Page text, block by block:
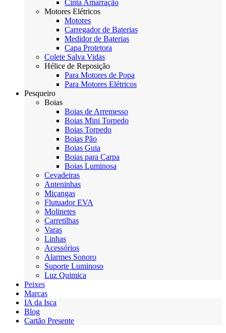
Cinta Amarração
Motores Elétricos
Motores
Carregador de Baterias
Medidor de Baterias
Capa Protetora
Colete Salva Vidas
Hélice de Reposição
Para Motores de Popa
Para Motores Elétricos
Pesqueiro
Boias
Boias de Arremesso
Boias Mini Torpedo
Boias Torpedo
Boias Pão
Boias Guia
Boias para Carpa
Boias Luminosa
Cevadeiras
Anteninhas
Miçangas
Flutuador EVA
Molinetes
Carretilhas
Varas
Linhas
Acessórios
Alarmes Sonoro
Suporte Luminoso
Luz Quimica
Peixes
Marcas
IA da Isca
Blog
Cartão Presente